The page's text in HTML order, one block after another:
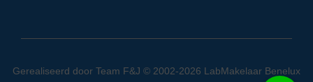
Gerealiseerd door Team F&J © 2002-2026 LabMakelaar Benelux